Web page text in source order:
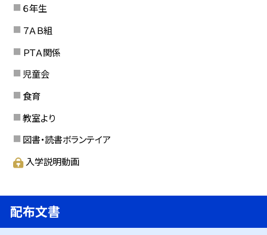
６年生
７ＡＢ組
ＰＴＡ関係
児童会
食育
教室より
図書・読書ボランテイア
入学説明動画
配布文書